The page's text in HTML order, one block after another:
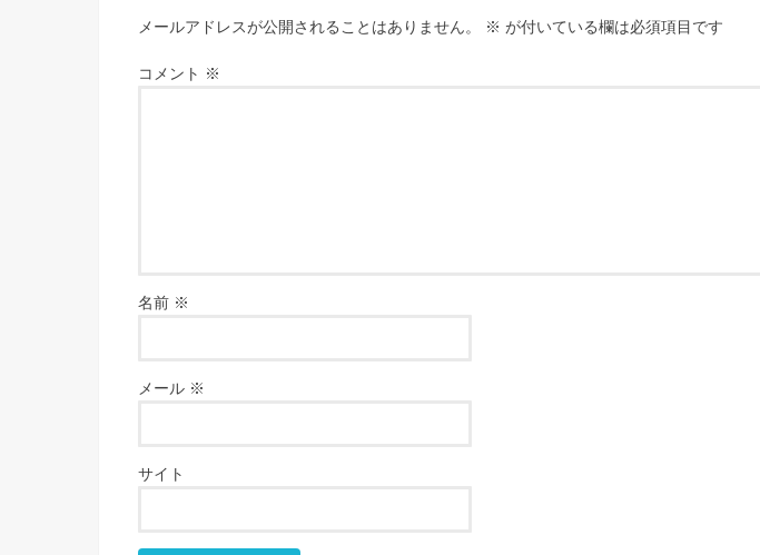
メールアドレスが公開されることはありません。 ※ が付いている欄は必須項目です
コメント ※
名前 ※
メール ※
サイト